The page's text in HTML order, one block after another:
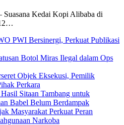
Kedai Kopi Alibaba di
PWI Bersinergi, Perkuat Publikasi
Botol Miras Ilegal dalam Ops
Objek Eksekusi, Pemilik
Perkara
Sitaan Tambang untuk
Babel Belum Berdampak
Masyarakat Perkuat Peran
Narkoba